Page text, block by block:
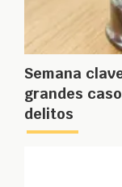
Semana
grandes
delitos